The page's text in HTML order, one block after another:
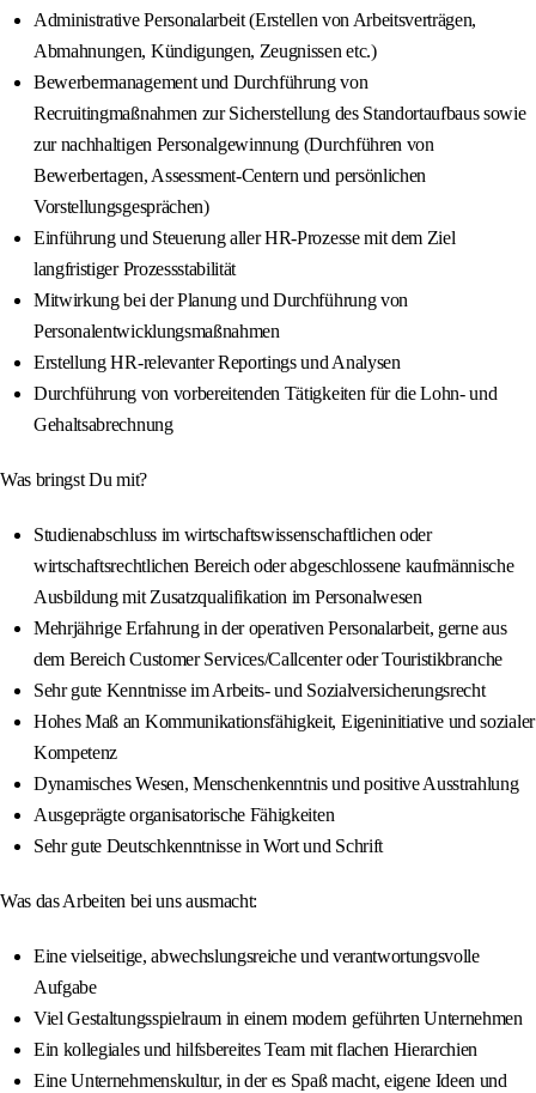
Administrative Personalarbeit (Erstellen von Arbeitsverträgen,
Abmahnungen, Kündigungen, Zeugnissen etc.)
Bewerbermanagement und Durchführung von
Recruitingmaßnahmen zur Sicherstellung des Standortaufbaus sowie
zur nachhaltigen Personalgewinnung (Durchführen von
Bewerbertagen, Assessment-Centern und persönlichen
Vorstellungsgesprächen)
Einführung und Steuerung aller HR-Prozesse mit dem Ziel
langfristiger Prozessstabilität
Mitwirkung bei der Planung und Durchführung von
Personalentwicklungsmaßnahmen
Erstellung HR-relevanter Reportings und Analysen
Durchführung von vorbereitenden Tätigkeiten für die Lohn- und
Gehaltsabrechnung
Was bringst Du mit?
Studienabschluss im wirtschaftswissenschaftlichen oder
wirtschaftsrechtlichen Bereich oder abgeschlossene kaufmännische
Ausbildung mit Zusatzqualifikation im Personalwesen
Mehrjährige Erfahrung in der operativen Personalarbeit, gerne aus
dem Bereich Customer Services/Callcenter oder Touristikbranche
Sehr gute Kenntnisse im Arbeits- und Sozialversicherungsrecht
Hohes Maß an Kommunikationsfähigkeit, Eigeninitiative und sozialer
Kompetenz
Dynamisches Wesen, Menschenkenntnis und positive Ausstrahlung
Ausgeprägte organisatorische Fähigkeiten
Sehr gute Deutschkenntnisse in Wort und Schrift
Was das Arbeiten bei uns ausmacht:
Eine vielseitige, abwechslungsreiche und verantwortungsvolle
Aufgabe
Viel Gestaltungsspielraum in einem modern geführten Unternehmen
Ein kollegiales und hilfsbereites Team mit flachen Hierarchien
Eine Unternehmenskultur, in der es Spaß macht, eigene Ideen und